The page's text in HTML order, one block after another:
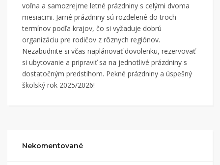
voľna a samozrejme letné prázdniny s celými dvoma
mesiacmi. Jarné prázdniny sú rozdelené do troch
termínov podľa krajov, čo si vyžaduje dobrú
organizáciu pre rodičov z rôznych regiónov.
Nezabudnite si včas naplánovať dovolenku, rezervovať
si ubytovanie a pripraviť sa na jednotlivé prázdniny s
dostatočným predstihom. Pekné prázdniny a úspešný
školský rok 2025/2026!
Nekomentované